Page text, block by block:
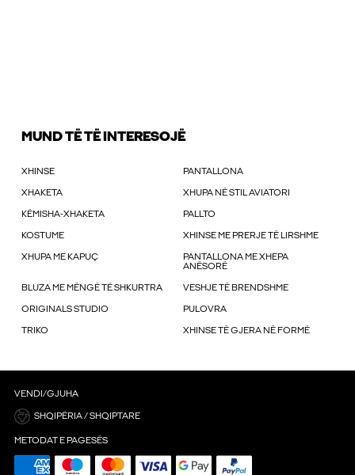
MUND TË TË INTERESOJË
XHINSE PANTALLONA
XHAKETA XHUPA NË STIL AVIATORI
KËMISHA-XHAKETA PALLTO
KOSTUME XHINSE ME PRERJE TË LIRSHME
XHUPA ME KAPUÇ
PANTALLONA ME XHEPA
ANËSORË
BLUZA ME MËNGË TË SHKURTRA VESHJE TË BRENDSHME
ORIGINALS STUDIO PULOVRA
TRIKO XHINSE TË GJERA NË FORMË
VENDI/GJUHA
SHQIPËRIA / SHQIPTARE
METODAT E PAGESËS